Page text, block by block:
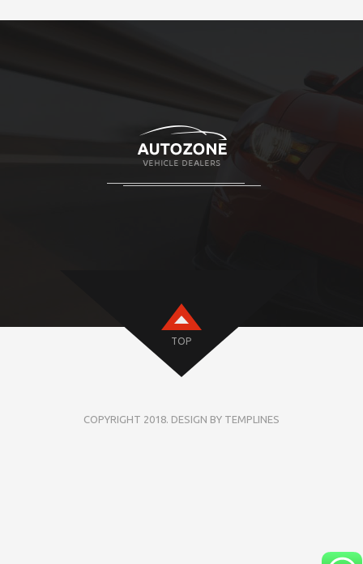
TOP
COPYRIGHT 2018. DESIGN BY TEMPLINES